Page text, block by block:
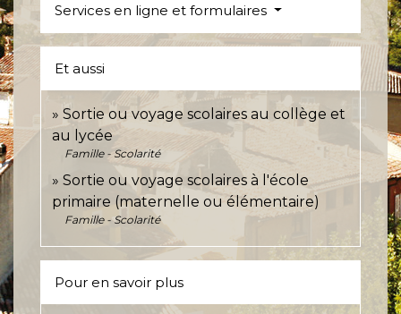
Services en ligne et formulaires
Et aussi
Sortie ou voyage scolaires au collège et
au lycée
Famille - Scolarité
Sortie ou voyage scolaires à l'école
primaire (maternelle ou élémentaire)
Famille - Scolarité
Pour en savoir plus